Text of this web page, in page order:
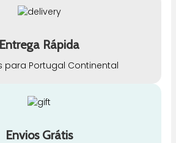
Entrega Rápida
para Portugal Continental
Envios Grátis